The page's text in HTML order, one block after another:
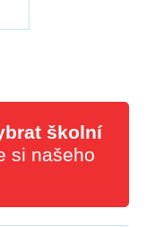
školní
si našeho